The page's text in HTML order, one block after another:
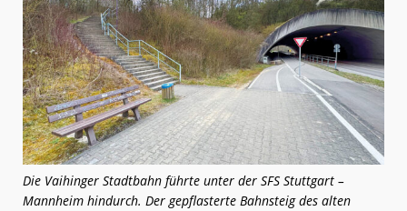
Die Vaihinger Stadtbahn führte unter der SFS Stuttgart –
Mannheim hindurch. Der gepflasterte Bahnsteig des alten